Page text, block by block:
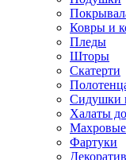
Ковры и
Пледы
Шторы
Скатерти
Сидушки
Халаты
Фартуки